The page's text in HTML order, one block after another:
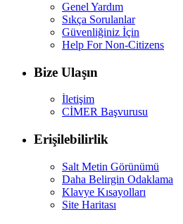
Genel Yardım
Sıkça Sorulanlar
Güvenliğiniz İçin
Help For Non-Citizens
Bize Ulaşın
İletişim
CİMER Başvurusu
Erişilebilirlik
Salt Metin Görünümü
Daha Belirgin Odaklama
Klavye Kısayolları
Site Haritası